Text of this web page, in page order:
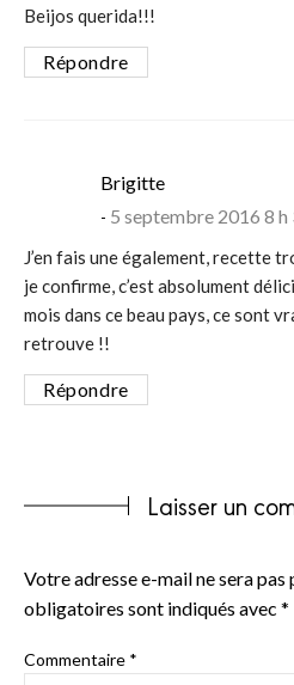
Beijos querida!!!
Répondre
Brigittesays:
5 septembre 2016 8 h
J’en fais une également, recette
je confirme, c’est absolument
mois dans ce beau pays, ce sont
retrouve !!
Répondre
Laisser un
Votre adresse e-mail ne sera pas
obligatoires sont indiqués avec *
Commentaire *